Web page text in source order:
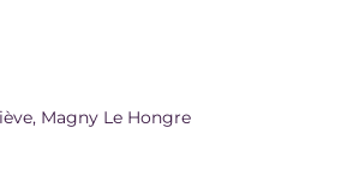
Magny Le Hongre